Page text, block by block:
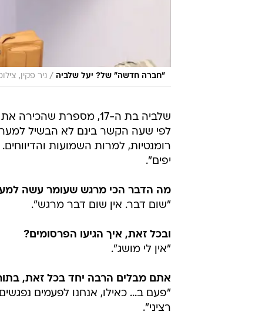
"חברה חדשה" של? יעל שלביה / ניר פקין,
לפי שעה הקשר בינם לא הבשיל
רומנטיות, למרות השמועות
יפים".
מה הדבר הכי מרגש שעומר עשה
"שום דבר. אין שום דבר מרגש".
ובכל זאת, איך הגיעו הפרסומים?
"אין לי מושג".
אתם מבלים הרבה יחד בכל זאת,
"פעם ב... כאילו, אנחנו לפעמים
רציני".